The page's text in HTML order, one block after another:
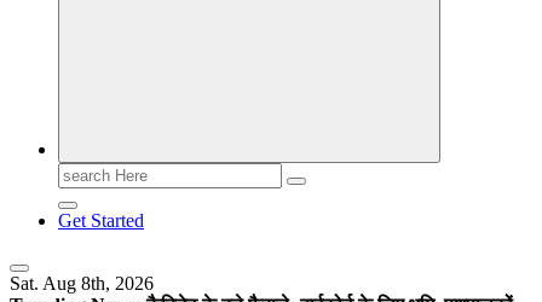
Search
for:
Get Started
Sat. Aug 8th, 2026